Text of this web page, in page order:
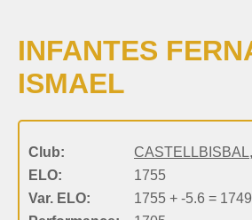
INFANTES
ISMAEL
Club:
ELO:
1755
Var. ELO:
1755 + -5.6 =